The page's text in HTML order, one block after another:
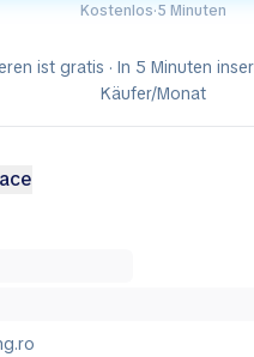
Kostenlos·5 Minuten
ist gratis · In 5 Minuten
Käufer/Monat